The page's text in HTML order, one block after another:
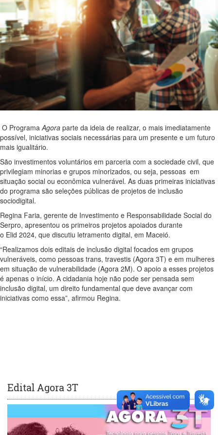
O Programa Agora parte da ideia de realizar, o mais imediatamente
possível, iniciativas sociais necessárias para um presente e um futuro
mais igualitário.
São investimentos voluntários em parceria com a sociedade civil, que
privilegiam minorias e grupos minorizados, ou seja, pessoas em
situação social ou econômica vulnerável. As duas primeiras iniciativas
do programa são seleções públicas de projetos de inclusão
sociodigital.
Regina Faria, gerente de Investimento e Responsabilidade Social do
Serpro, apresentou os primeiros projetos apoiados durante
o Elid 2024, que discutiu letramento digital, em Maceió.
“Realizamos dois editais de inclusão digital focados em grupos
vulneráveis, como pessoas trans, travestis (Agora 3T) e em mulheres
em situação de vulnerabilidade (Agora 2M). O apoio a esses projetos
é apenas o início. A cidadania hoje não pode ser pensada sem
inclusão digital, um direito fundamental que deve avançar com
iniciativas como essa”, afirmou Regina.
Edital Agora 3T